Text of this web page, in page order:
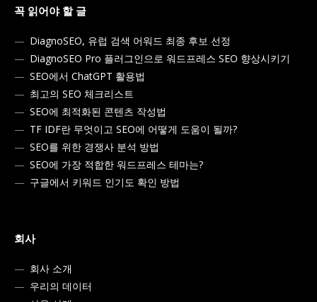
꼭 읽어야 할 글
DiagnoSEO, 유럽 검색 어워드 최종 후보 선정
DiagnoSEO Pro 플러그인으로 워드프레스 SEO 향상시키기
SEO에서 ChatGPT 활용법
최고의 SEO 체크리스트
SEO에 최적화된 콘텐츠 작성법
TF IDF란 무엇이고 SEO에 어떻게 도움이 될까?
SEO를 위한 경쟁사 분석 방법
SEO에 가장 적합한 워드프레스 테마는?
구글에서 키워드 인기도 확인 방법
회사
회사 소개
우리의 데이터